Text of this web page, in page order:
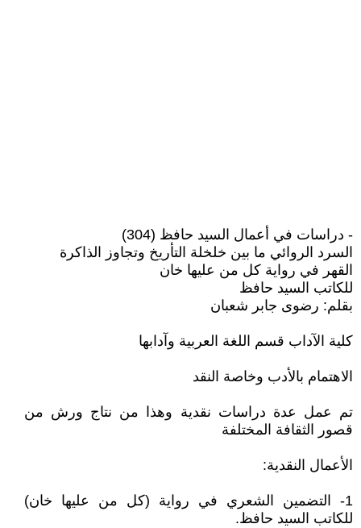
- دراسات في أعمال السيد حافظ (304)
السرد الروائي ما بين خلخلة التأريخ وتجاوز الذاكرة
القهر في رواية كل من عليها خان
للكاتب السيد حافظ
بقلم: رضوى جابر شعبان
كلية الآداب قسم اللغة العربية وآدابها
الاهتمام بالأدب وخاصة النقد
تم عمل عدة دراسات نقدية وهذا من نتاج ورش من
قصور الثقافة المختلفة
الأعمال النقدية:
1- التضمين الشعري في رواية (كل من عليها خان)
للكاتب السيد حافظ.